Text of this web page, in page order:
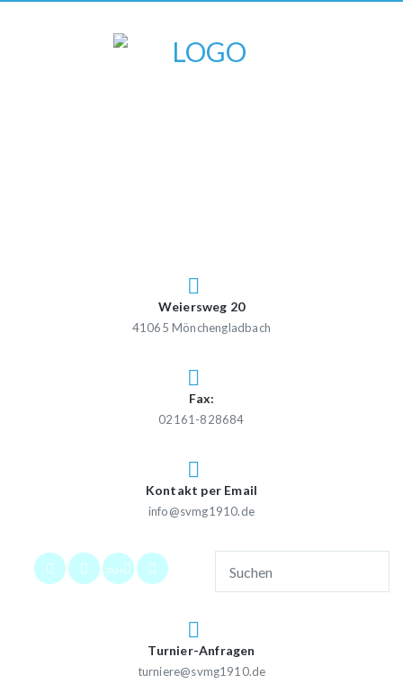
Weiersweg 20
41065 Mönchengladbach
Fax:
02161-828684
Kontakt per Email
info@svmg1910.de
2026
Turnier-Anfragen
turniere@svmg1910.de